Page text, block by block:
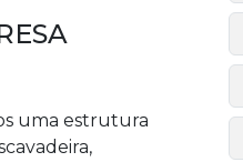
uma estrutura